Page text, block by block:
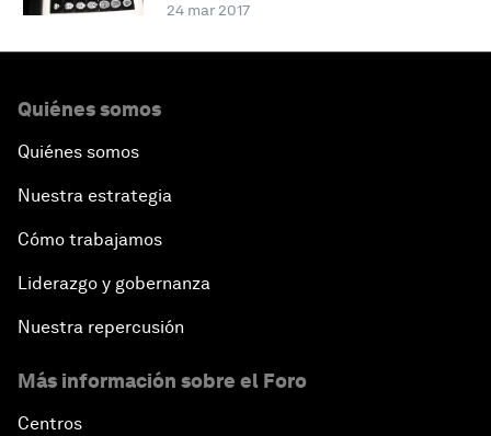
24 mar 2017
Quiénes somos
Quiénes somos
Nuestra estrategia
Cómo trabajamos
Liderazgo y gobernanza
Nuestra repercusión
Más información sobre el Foro
Centros